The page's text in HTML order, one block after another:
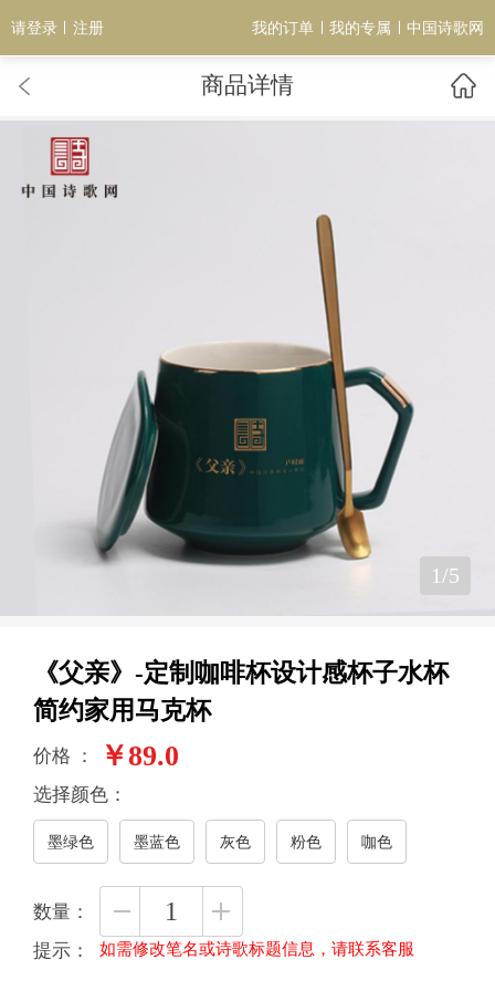
请登录 注册 我的订单 我的专属 中国诗歌网
商品详情
1 /5
《父亲》-定制咖啡杯设计感杯子水杯
简约家用马克杯
价格 ： ￥89.0
选择颜色：
墨绿色 墨蓝色 灰色 粉色 咖色
数量：
提示：
如需修改笔名或诗歌标题信息，请联系客服